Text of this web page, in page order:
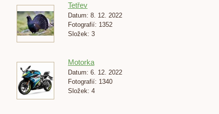
Tetřev
Datum: 8. 12. 2022
Fotografií: 1352
Složek: 3
Motorka
Datum: 6. 12. 2022
Fotografií: 1340
Složek: 4